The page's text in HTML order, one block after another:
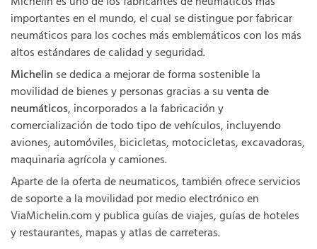
importantes en el mundo, el cual se distingue por fabricar
neumáticos para los coches más emblemáticos con los más
altos estándares de calidad y seguridad.
Michelin se dedica a mejorar de forma sostenible la
movilidad de bienes y personas gracias a suventa de
neumáticos, incorporados a la fabricación y
comercialización de todo tipo de vehículos, incluyendo
aviones, automóviles, bicicletas, motocicletas, excavadoras,
maquinaria agrícola y camiones.
Aparte de la oferta de neumaticos, también ofrece servicios
de soporte a la movilidad por medio electrónico en
ViaMichelin.com y publica guías de viajes, guías de hoteles
y restaurantes, mapas y atlas de carreteras.